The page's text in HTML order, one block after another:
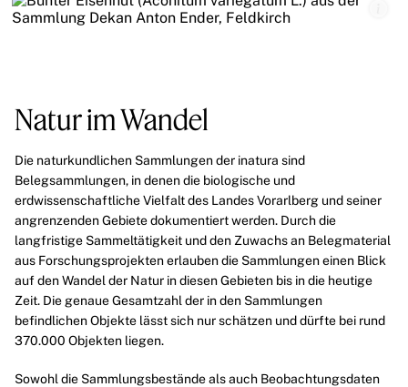
Natur im Wandel
Die naturkundlichen Sammlungen der inatura sind
Belegsammlungen, in denen die biologische und
erdwissenschaftliche Vielfalt des LandesVorarlberg und seiner
angrenzenden Gebiete dokumentiert werden. Durch die
langfristige Sammeltätigkeit und den Zuwachs an Belegmaterial
aus Forschungsprojekten erlauben die Sammlungen einen Blick
auf den Wandel der Natur in diesen Gebieten bis in die heutige
Zeit. Die genaue Gesamtzahl der in den Sammlungen
befindlichen Objekte lässt sich nur schätzen und dürfte bei rund
370.000 Objekten liegen.
Sowohl die Sammlungsbestände als auch Beobachtungsdaten